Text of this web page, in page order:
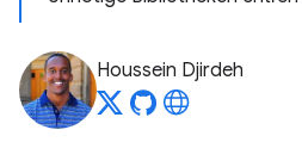
Houssein Djirdeh